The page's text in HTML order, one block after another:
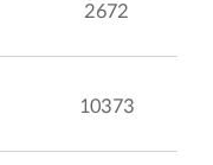
2672
10373